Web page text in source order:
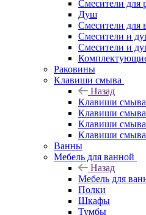
Смесители для
Душ
Смесители для
Смесители и
Смесители и
Раковины
Клавиши смыва
Назад
Клавиши смыва
Клавиши
Клавиши
Клавиши
Ванны
Мебель для ванной
Назад
Мебель для
Полки
Шкафы
Тумбы